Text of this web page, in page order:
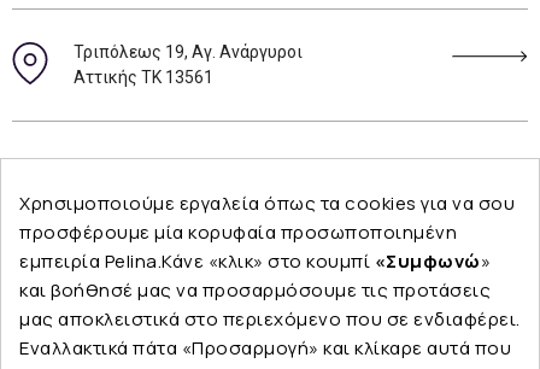
Τριπόλεως 19, Αγ. Ανάργυροι
Αττικής ΤΚ 13561
Εταιρεία
Χρησιμοποιούμε εργαλεία όπως τα cookies για να σου
προσφέρουμε μία κορυφαία προσωποποιημένη
εμπειρία Pelina.Κάνε «κλικ» στο κουμπί «Συμφωνώ»
και βοήθησέ μας να προσαρμόσουμε τις προτάσεις
μας αποκλειστικά στο περιεχόμενο που σε ενδιαφέρει.
Εναλλακτικά πάτα «Προσαρμογή» και κλίκαρε αυτά που